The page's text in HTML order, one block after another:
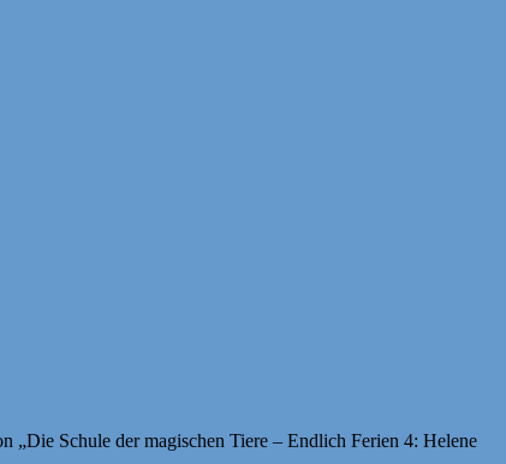
Schule der magischen Tiere – Endlich Ferien 4: Helene